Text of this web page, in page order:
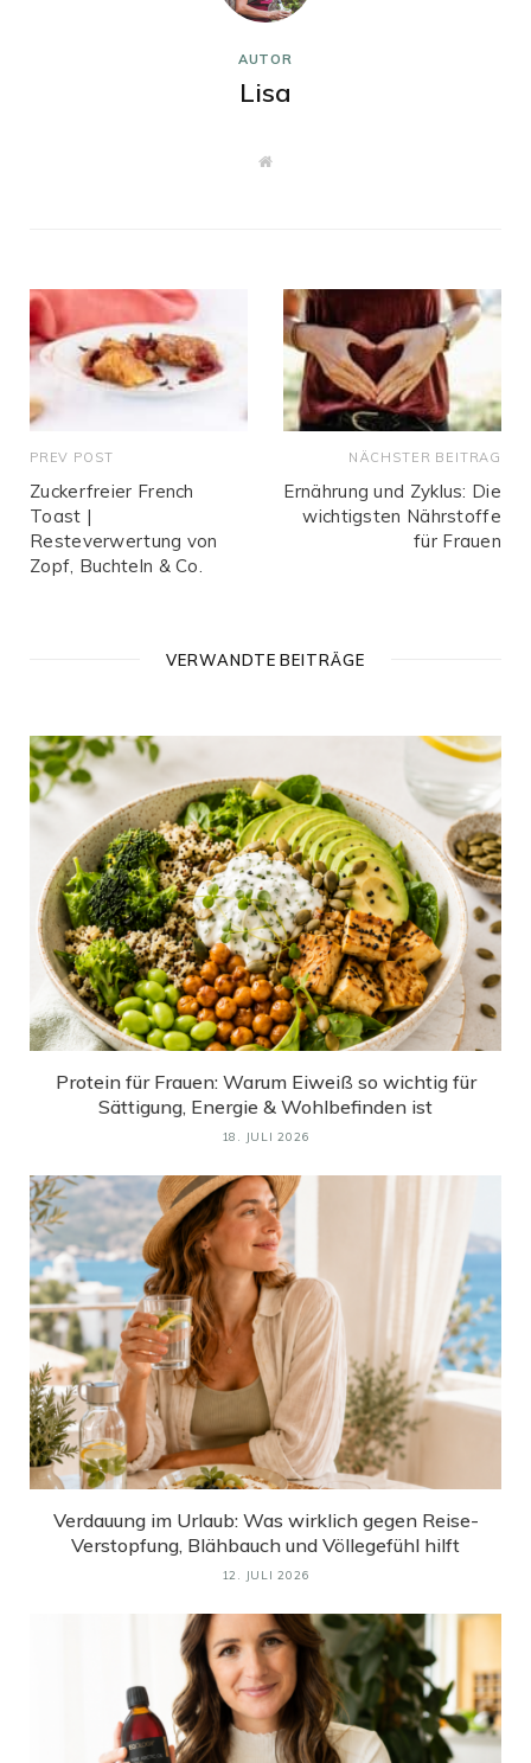
AUTOR
Lisa
W
PREV POST
Zuckerfreier French
Toast |
Resteverwertung von
Zopf, Buchteln & Co.
NÄCHSTER BEITRAG
Ernährung und Zyklus: Die
wichtigsten Nährstoffe
für Frauen
VERWANDTE BEITRÄGE
Protein für Frauen: Warum Eiweiß so wichtig für
Sättigung, Energie & Wohlbefinden ist
18. JULI 2026
Verdauung im Urlaub: Was wirklich gegen Reise-
Verstopfung, Blähbauch und Völlegefühl hilft
12. JULI 2026